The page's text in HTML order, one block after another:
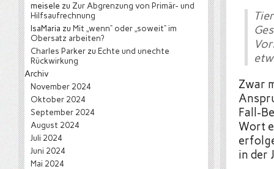
Zwar
Fall-
Wort
in der
meisele zu Zur Abgrenzung von Primär- und
Hilfsaufrechnung
IsaMaria zu Mit „wenn“ oder „soweit“ im
Obersatz arbeiten?
Charles Parker zu Echte und unechte
Rückwirkung
Archiv
November 2024
Oktober 2024
September 2024
August 2024
Juli 2024
Juni 2024
Mai 2024